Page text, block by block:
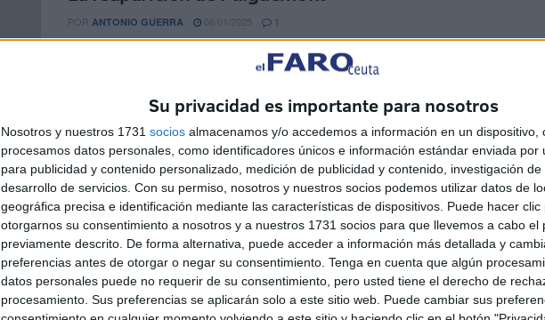
Su privacidad es importante para nosotros
Nosotros y nuestros 1731 socios almacenamos y/o accedemos a información en un dispositivo,
procesamos datos personales, como identificadores únicos e información estándar enviada por
para publicidad y contenido personalizado, medición de publicidad y contenido, investigación
desarrollo de servicios. Con su permiso, nosotros y nuestros socios podemos utilizar datos de
geográfica precisa e identificación mediante las características de dispositivos. Puede hacer clic
otorgarnos su consentimiento a nosotros y a nuestros 1731 socios para que llevemos a cabo el
previamente descrito. De forma alternativa, puede acceder a información más detallada y
preferencias antes de otorgar o negar su consentimiento. Tenga en cuenta que algún
datos personales puede no requerir de su consentimiento, pero usted tiene el derecho de
procesamiento. Sus preferencias se aplicarán solo a este sitio web. Puede cambiar sus
POR ANTONIO GUERRA 1
Estoy seguro de que toda España, los españoles y buena parte del
mundo, recordará aquella ridícula y tristemente célebre odisea ...
Salud, Paz y Felicidad
POR ANTONIO GUERRA CABALLERO 23/12/2024 0
Creo que uno de los bienes más grande que un octogenario como yo
puede pedir en estas Fiestas navideñas, próximas ...
El desastre de Annual